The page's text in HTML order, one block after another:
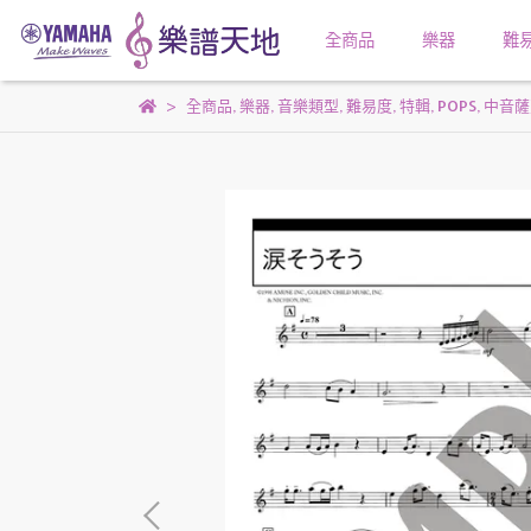
全商品 樂器 難
全商品 樂器, 音樂類型 難易度, 特輯, POPS, 中音